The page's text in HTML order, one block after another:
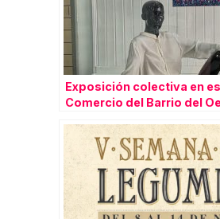
Exposición colectiva en
Comercio del Barrio del